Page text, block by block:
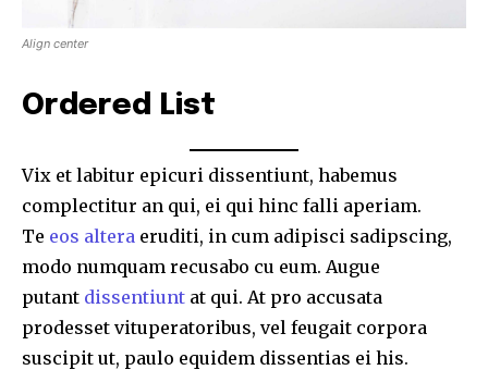
Join our community of
SUBSCRIBERS and be part of the
conversation.
Align center
Ordered List
Vix et labitur epicuri dissentiunt, habemus
complectitur an qui, ei qui hinc falli aperiam.
Te eos altera eruditi, in cum adipisci sadipscing,
modo numquam recusabo cu eum. Augue
putant dissentiunt at qui. At pro accusata
prodesset vituperatoribus, vel feugait corpora
suscipit ut, paulo equidem dissentias ei his.